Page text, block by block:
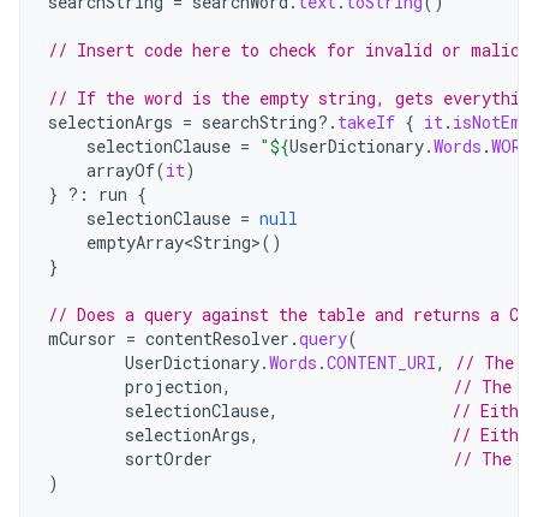
// Insert code here to check for invalid or
// If the word is the empty string, gets everything
selectionArgs = searchString?. takeIf { it .
selectionClause = "${UserDictionary.Words .WORD
arrayOf(it)
} ?: run {
selectionClause = null
emptyArray<String>()
}
// Does a query against the table and returns a
mCursor = contentResolver .query(
UserDictionary.Words .CONTENT_URI,
// The
projection,
// The
selectionClause,
// Either
selectionArgs,
// Either
sortOrder
// The
)